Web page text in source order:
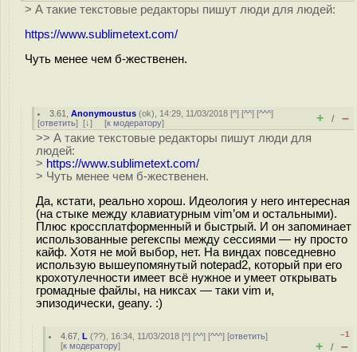
> А такие текстовые редакторы пишут люди для людей:
https://www.sublimetext.com/
Чуть менее чем б-жественен.
3.61 ,Anonymoustus (ok), 14:29, 11/03/2018 [^] [^^] [^^^]
[ответить] [↓] [к модератору] + / –
>> А такие текстовые редакторы пишут люди для
людей:
> https://www.sublimetext.com/
> Чуть менее чем б-жественен.
Да, кстати, реально хорош. Идеология у него интересная
(на стыке между клавиатурным vim’ом и остальными).
Плюс кроссплатформенный и быстрый. И он запоминает
использованные регекспы между сессиями — ну просто
кайф. Хотя не мой выбор, нет. На виндах повседневно
использую вышеупомянутый notepad2, который при его
крохотулечности имеет всё нужное и умеет открывать
громадные файлы, на никсах — таки vim и,
эпизодически, geany. :)
4.67 ,L (??), 16:34, 11/03/2018 [^] [^^] [^^^] [ответить]
[к модератору]
–1
+ / –